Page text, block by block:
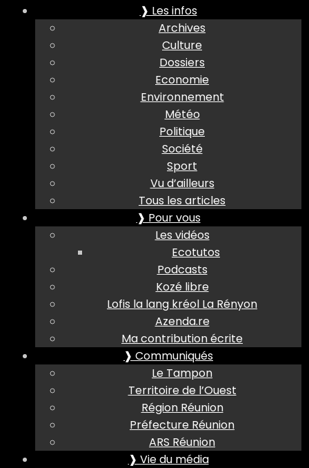
❱ Les infos
Archives
Culture
Dossiers
Economie
Environnement
Météo
Politique
Société
Sport
Vu d’ailleurs
Tous les articles
❱ Pour vous
Les vidéos
Ecotutos
Podcasts
Kozé libre
Lofis la lang kréol La Rényon
Azenda.re
Ma contribution écrite
❱ Communiqués
Le Tampon
Territoire de l’Ouest
Région Réunion
Préfecture Réunion
ARS Réunion
❱ Vie du média